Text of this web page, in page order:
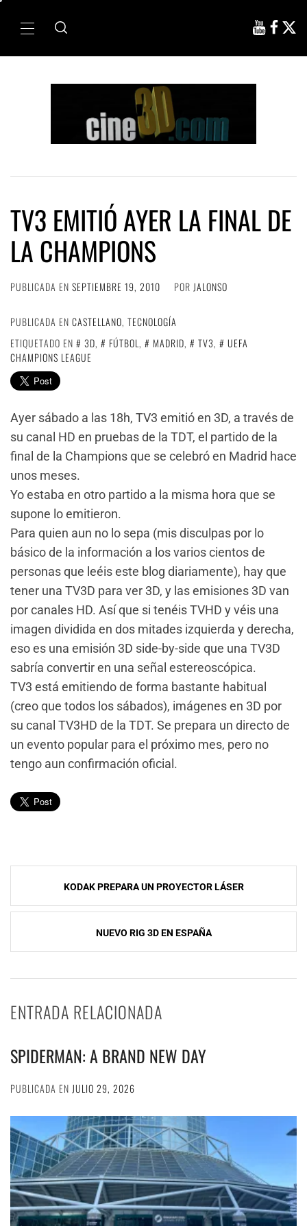
Menú
TV3 EMITIÓ AYER LA FINAL DE
LA CHAMPIONS
PUBLICADA EN SEPTIEMBRE 19, 2010 POR JALONSO
PUBLICADA EN CASTELLANO, TECNOLOGÍA
ETIQUETADO EN
3D, FÚTBOL, MADRID, TV3,
UEFA
CHAMPIONS LEAGUE
Ayer sábado a las 18h, TV3 emitió en 3D, a través de
su canal HD en pruebas de la TDT, el partido de la
final de la Champions que se celebró en Madrid hace
unos meses.
Yo estaba en otro partido a la misma hora que se
supone lo emitieron.
Para quien aun no lo sepa (mis disculpas por lo
básico de la información a los varios cientos de
personas que leéis este blog diariamente), hay que
tener una TV3D para ver 3D, y las emisiones 3D van
por canales HD. Así que si tenéis TVHD y véis una
imagen dividida en dos mitades izquierda y derecha,
eso es una emisión 3D side-by-side que una TV3D
sabría convertir en una señal estereoscópica.
TV3 está emitiendo de forma bastante habitual
(creo que todos los sábados), imágenes en 3D por
su canal TV3HD de la TDT. Se prepara un directo de
un evento popular para el próximo mes, pero no
tengo aun confirmación oficial.
Navegación
de
KODAK PREPARA UN PROYECTOR LÁSER
NUEVO RIG 3D EN ESPAÑA
ENTRADA RELACIONADA
SPIDERMAN: A BRAND NEW DAY
PUBLICADA EN JULIO 29, 2026